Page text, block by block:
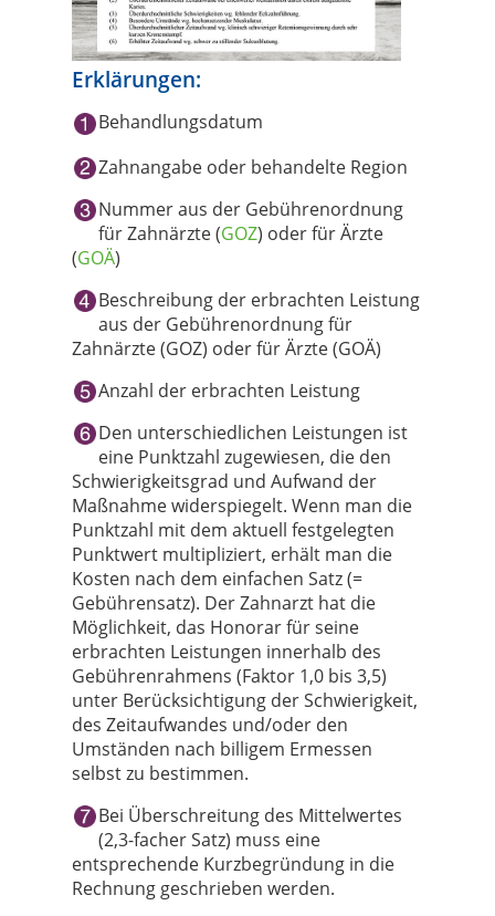
Erklärungen:
Behandlungsdatum
Zahnangabe oder behandelte Region
Nummer aus der Gebührenordnung
für Zahnärzte (GOZ) oder für Ärzte
(GOÄ)
Beschreibung der erbrachten Leistung
aus der Gebührenordnung für
Zahnärzte (GOZ) oder für Ärzte (GOÄ)
Anzahl der erbrachten Leistung
Den unterschiedlichen Leistungen ist
eine Punktzahl zugewiesen, die den
Schwierigkeitsgrad und Aufwand der
Maßnahme widerspiegelt. Wenn man die
Punktzahl mit dem aktuell festgelegten
Punktwert multipliziert, erhält man die
Kosten nach dem einfachen Satz (=
Gebührensatz). Der Zahnarzt hat die
Möglichkeit, das Honorar für seine
erbrachten Leistungen innerhalb des
Gebührenrahmens (Faktor 1,0 bis 3,5)
unter Berücksichtigung der Schwierigkeit,
des Zeitaufwandes und/oder den
Umständen nach billigem Ermessen
selbst zu bestimmen.
Bei Überschreitung des Mittelwertes
(2,3-facher Satz) muss eine
entsprechende Kurzbegründung in die
Rechnung geschrieben werden.